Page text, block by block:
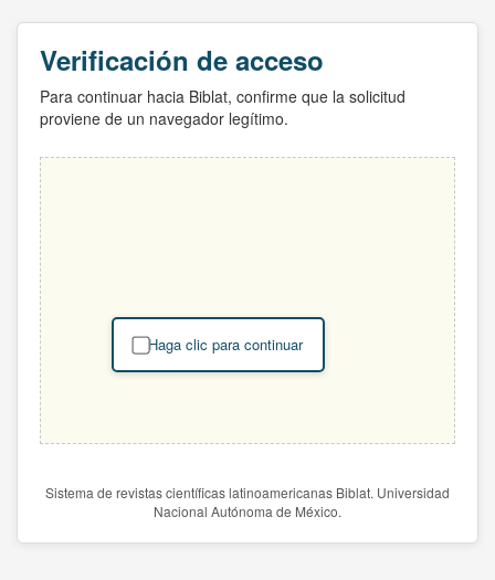
Verificación de acceso
Para continuar hacia Biblat, confirme que la solicitud
proviene de un navegador legítimo.
Haga clic para continuar
Sistema de revistas científicas latinoamericanas Biblat. Universidad
Nacional Autónoma de México.